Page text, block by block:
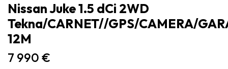
Nissan Juke 1.5 dCi 2WD
Tekna/CARNET//GPS/CAMERA/
12M
7 990 €